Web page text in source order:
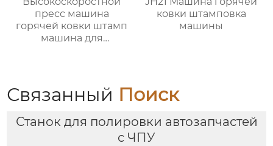
пресс машина
горячей ковки штамп
машина для
ковки штамповка
машины
Связанный Поиск
Станок для полировки автозапчастей
с ЧПУ